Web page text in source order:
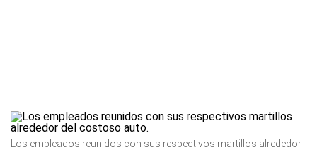
Los empleados reunidos con sus respectivos martillos alrededor